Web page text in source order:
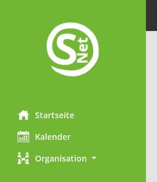
Startseite
Kalender
Organisation